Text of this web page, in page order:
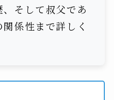
そして叔父であ
係性まで詳しく